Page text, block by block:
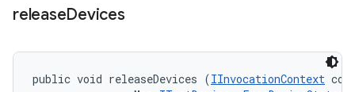
releaseDevices
public void releaseDevices (IInvocationContext